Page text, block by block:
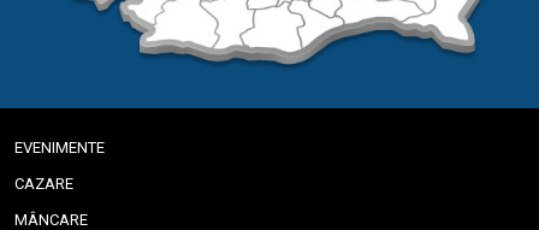
EVENIMENTE
CAZARE
MÂNCARE